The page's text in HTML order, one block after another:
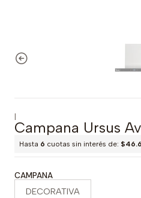
|
Campana Ursus
Hasta 6 cuotas sin interés de:
CAMPANA
DECORATIVA